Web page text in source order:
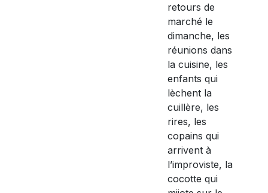
retours de
marché le
dimanche, les
réunions dans
la cuisine, les
enfants qui
lèchent la
cuillère, les
rires, les
copains qui
arrivent à
l’improviste, la
cocotte qui